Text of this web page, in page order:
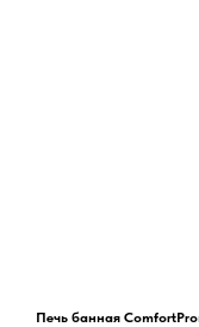
Печь банная